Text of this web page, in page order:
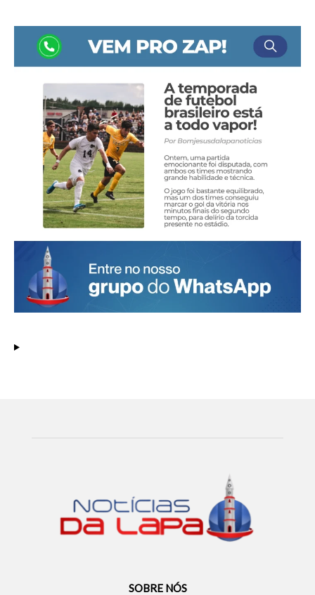
SOBRE NÓS